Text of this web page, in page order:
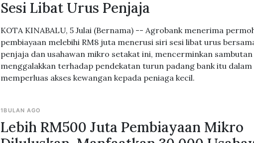
Sesi Libat Urus Penjaja
KOTA KINABALU, 5 Julai (Bernama) -- Agrobank menerima
pembiayaan melebihi RM8 juta menerusi siri sesi libat urus
penjaja dan usahawan mikro setakat ini, mencerminkan sambutan
menggalakkan terhadap pendekatan turun padang bank itu dalam
memperluas akses kewangan kepada peniaga kecil.
1BULAN AGO
Lebih RM500 Juta Pembiayaan Mikro